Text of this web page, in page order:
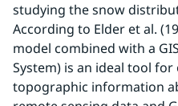
studying the snow
According to Elder et al.
model combined with a
System) is an ideal tool
topographic information